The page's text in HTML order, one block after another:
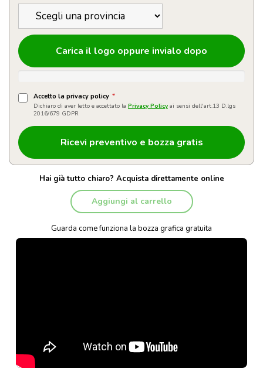
Carica il logo oppure invialo dopo
Accetto la privacy policy *
Dichiaro di aver letto e accettato la Privacy Policy ai sensi dell'art.13 D.lgs
2016/679 GDPR
Hai già tutto chiaro? Acquista direttamente online
Aggiungi al carrello
Guarda come funziona la bozza grafica gratuita